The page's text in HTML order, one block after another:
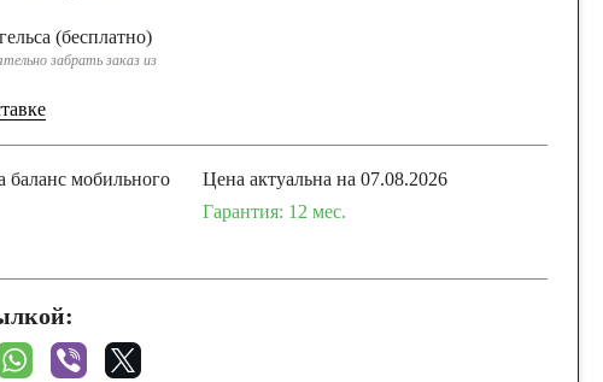
(бесплатно)
забрать заказ из
баланс мобильного
Цена актуальна на 07.08.2026
Гарантия: 12 мес.